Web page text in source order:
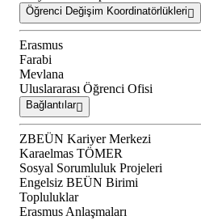
Öğrenci Değişim Koordinatörlükleri
Erasmus
Farabi
Mevlana
Uluslararası Öğrenci Ofisi
Bağlantılar
ZBEÜN Kariyer Merkezi
Karaelmas TÖMER
Sosyal Sorumluluk Projeleri
Engelsiz BEÜN Birimi
Topluluklar
Erasmus Anlaşmaları